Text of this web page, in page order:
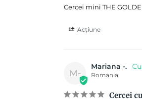
Cercei mini THE
Acțiune
M-
Mariana -.
Romania
Cercei